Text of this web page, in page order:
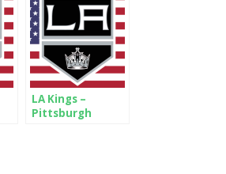
LA Kings –
Pittsburgh